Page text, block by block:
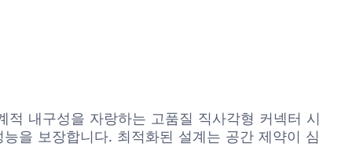
내구성을 자랑하는 고품질 직사각형 커넥터 시
을 보장합니다. 최적화된 설계는 공간 제약이 심